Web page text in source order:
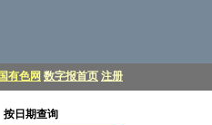
有色网 数字报首页 注册
按日期查询